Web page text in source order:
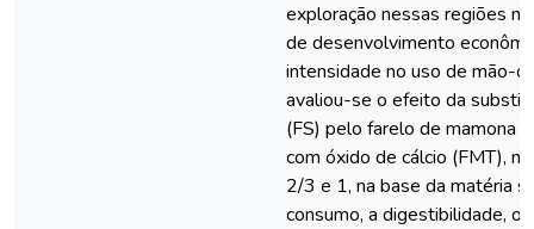
exploração nessas regiões
de desenvolvimento
intensidade no uso de mão-
avaliou-se o efeito da
(FS) pelo farelo de mamona
com óxido de cálcio (FMT),
2/3 e 1, na base da matéria
consumo, a digestibilidade,